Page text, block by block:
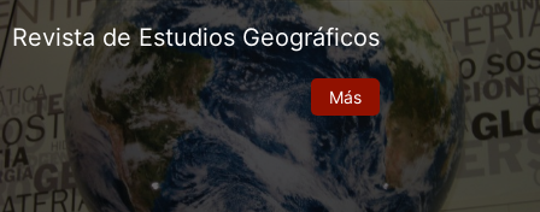
Revista de Estudios Geográficos
Más